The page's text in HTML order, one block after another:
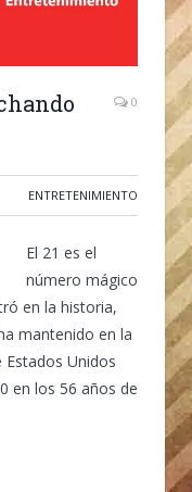
0
ENTRETENIMIENTO
El 21 es el
número mágico
en la historia,
mantenido en la
Unidos
en los 56 años de